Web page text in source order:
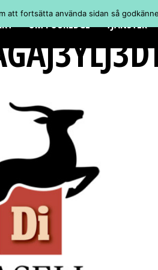
OM FOUREDGE TJÄNSTER
att fortsätta använda sidan så